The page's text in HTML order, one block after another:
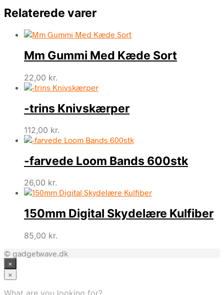
Relaterede varer
Mm Gummi Med Kæde Sort
22,00 kr.
-trins Knivskærper
112,00 kr.
-farvede Loom Bands 600stk
26,00 kr.
150mm Digital Skydelære Kulfiber
85,00 kr.
© gadgetwave.dk
×
×
What are you looking for?